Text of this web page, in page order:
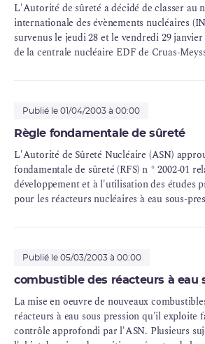
L'Autorité de sûreté a décidé de classer au
internationale des évènements nucléaires (
survenus le jeudi 28 et le vendredi 29
de la centrale nucléaire EDF de Cruas-
Publié le 01/04/2003 à 00:00
Règle fondamentale de sûreté
L'Autorité de Sûreté Nucléaire (ASN)
fondamentale de sûreté (RFS) n ° 2002-01
développement et à l'utilisation des études
pour les réacteurs nucléaires à eau sous-
Publié le 05/03/2003 à 00:00
combustible des réacteurs à eau
La mise en oeuvre de nouveaux
réacteurs à eau sous pression qu'il
contrôle approfondi par l'ASN. Plusieurs